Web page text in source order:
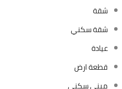
شقة
شقة سكني
عيادة
قطعة ارض
مبني سكني